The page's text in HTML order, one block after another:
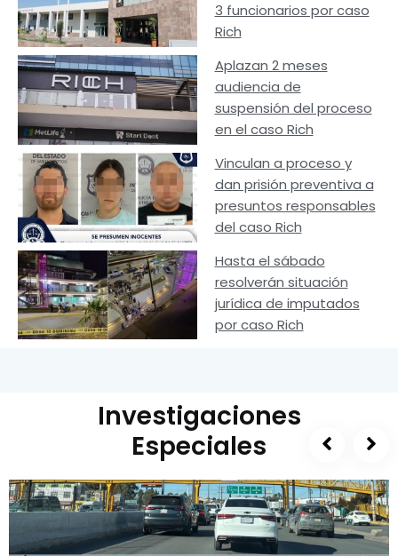
3 funcionarios por caso
Rich
Aplazan 2 meses
audiencia de
suspensión del proceso
en el caso Rich
Vinculan a proceso y
dan prisión preventiva a
presuntos responsables
del caso Rich
Hasta el sábado
resolverán situación
jurídica de imputados
por caso Rich
Investigaciones
Especiales